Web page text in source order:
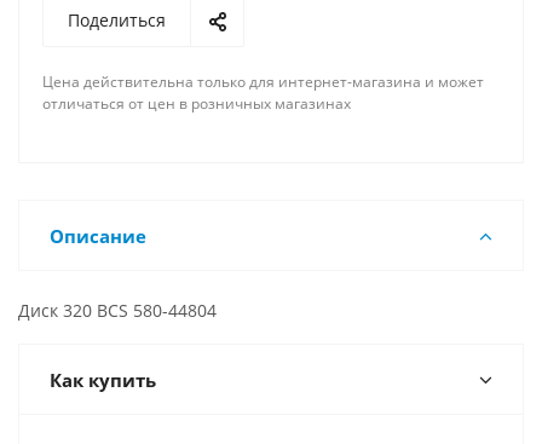
Поделиться
Цена действительна только для интернет-магазина и может
отличаться от цен в розничных магазинах
Описание
Диск 320 BCS 580-44804
Как купить